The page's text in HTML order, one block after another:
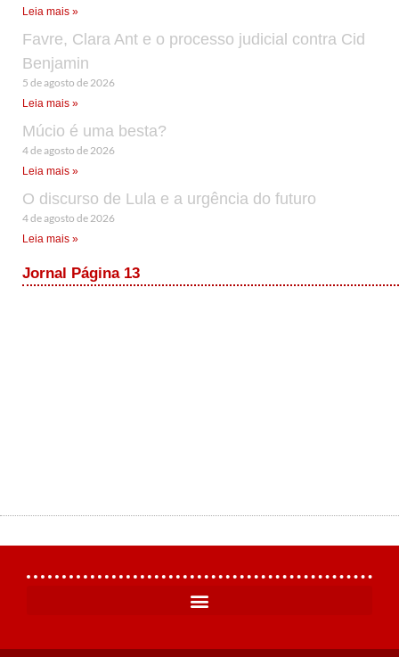
Leia mais »
Favre, Clara Ant e o processo judicial contra Cid
Benjamin
5 de agosto de 2026
Leia mais »
Múcio é uma besta?
4 de agosto de 2026
Leia mais »
O discurso de Lula e a urgência do futuro
4 de agosto de 2026
Leia mais »
Jornal Página 13